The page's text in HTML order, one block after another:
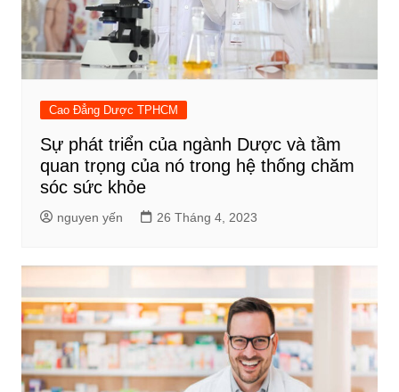
Cao Đẳng Dược TPHCM
Sự phát triển của ngành Dược và tầm
quan trọng của nó trong hệ thống chăm
sóc sức khỏe
nguyen yến 26 Tháng 4, 2023